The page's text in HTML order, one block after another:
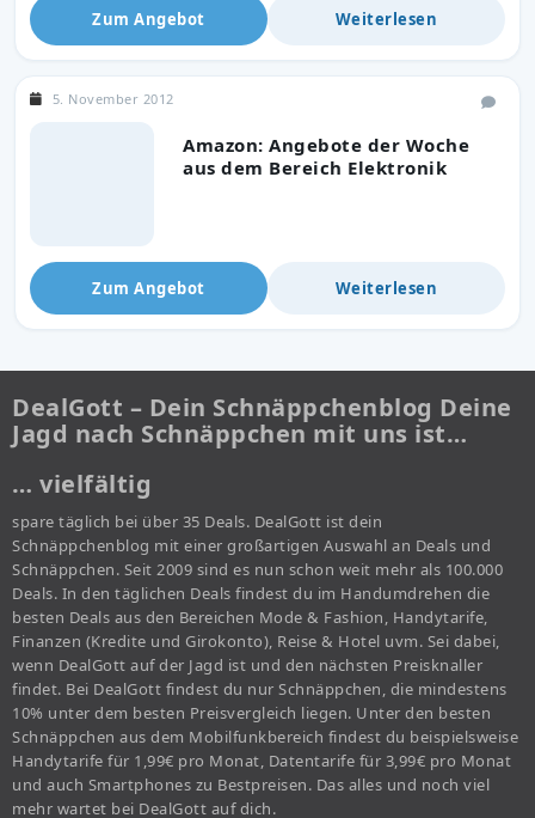
Zum Angebot Weiterlesen
Amazon: Angebote der Woche
aus dem Bereich Elektronik
5. November 2012
Zum Angebot Weiterlesen
DealGott – Dein Schnäppchenblog Deine
Jagd nach Schnäppchen mit uns ist…
… vielfältig
spare täglich bei über 35 Deals. DealGott ist dein
Schnäppchenblog mit einer großartigen Auswahl an Deals und
Schnäppchen. Seit 2009 sind es nun schon weit mehr als 100.000
Deals. In den täglichen Deals findest du im Handumdrehen die
besten Deals aus den Bereichen Mode & Fashion, Handytarife,
Finanzen (Kredite und Girokonto), Reise & Hotel uvm. Sei dabei,
wenn DealGott auf der Jagd ist und den nächsten Preisknaller
findet. Bei DealGott findest du nur Schnäppchen, die mindestens
10% unter dem besten Preisvergleich liegen. Unter den besten
Schnäppchen aus dem Mobilfunkbereich findest du beispielsweise
Handytarife für 1,99€ pro Monat, Datentarife für 3,99€ pro Monat
und auch Smartphones zu Bestpreisen. Das alles und noch viel
mehr wartet bei DealGott auf dich.